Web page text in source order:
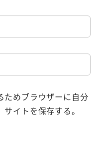
ためブラウザーに自分
イトを保存する。